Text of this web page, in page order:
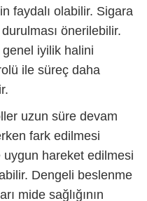
faydalı olabilir. Sigara
önerilebilir.
genel iyilik halini
ile süreç daha
uzun süre devam
fark edilmesi
hareket edilmesi
Dengeli beslenme
mide sağlığının